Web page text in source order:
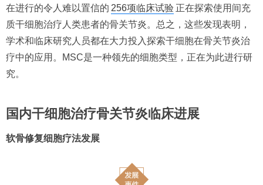
在进行的令人难以置信的 256项临床试验 正在探索使用间充
质干细胞治疗人类患者的骨关节炎。总之，这些发现表明，
学术和临床研究人员都在大力投入探索干细胞在骨关节炎治
疗中的应用。MSC是一种领先的细胞类型，正在为此进行研
究。
国内干细胞治疗骨关节炎临床进展
软骨修复细胞疗法发展